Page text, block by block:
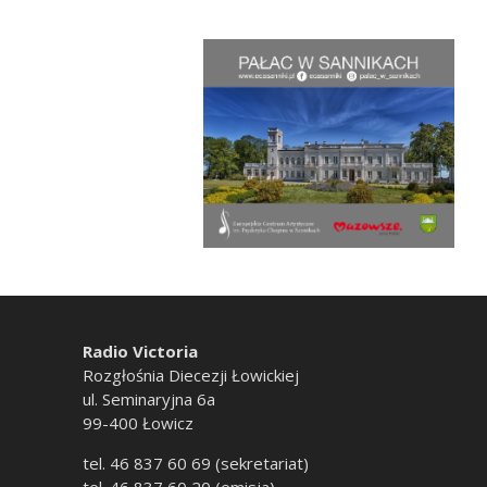
Radio Victoria
Rozgłośnia Diecezji Łowickiej
ul. Seminaryjna 6a
99-400 Łowicz
tel. 46 837 60 69 (sekretariat)